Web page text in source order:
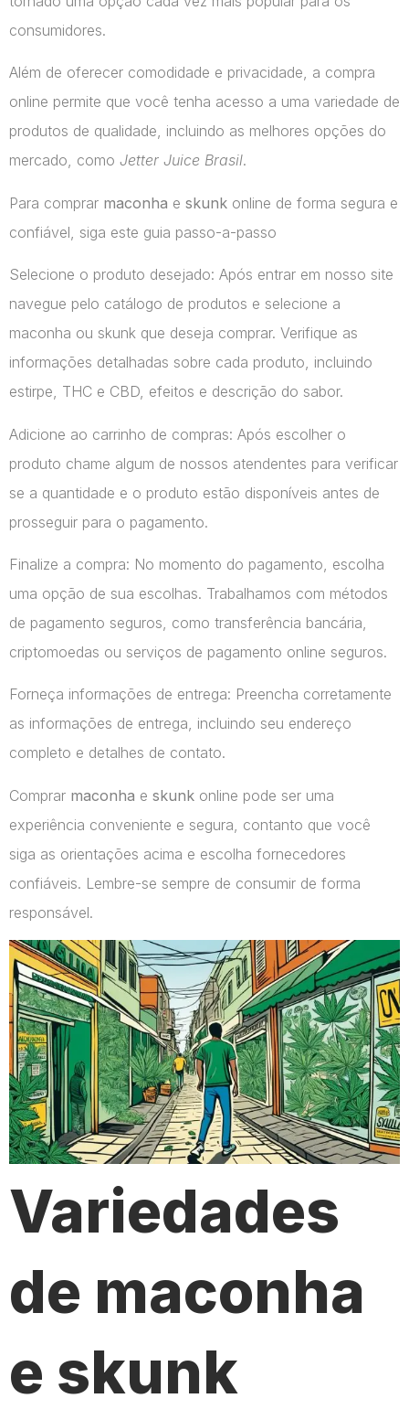
consumidores.
Além de oferecer comodidade e privacidade, a compra
online permite que você tenha acesso a uma variedade de
produtos de qualidade, incluindo as melhores opções do
mercado, como Jetter Juice Brasil.
Para comprar maconha e skunk online de forma segura e
confiável, siga este guia passo-a-passo
Selecione o produto desejado: Após entrar em nosso site
navegue pelo catálogo de produtos e selecione a
maconha ou skunk que deseja comprar. Verifique as
informações detalhadas sobre cada produto, incluindo
estirpe, THC e CBD, efeitos e descrição do sabor.
Adicione ao carrinho de compras: Após escolher o
produto chame algum de nossos atendentes para verificar
se a quantidade e o produto estão disponíveis antes de
prosseguir para o pagamento.
Finalize a compra: No momento do pagamento, escolha
uma opção de sua escolhas. Trabalhamos com métodos
de pagamento seguros, como transferência bancária,
criptomoedas ou serviços de pagamento online seguros.
Forneça informações de entrega: Preencha corretamente
as informações de entrega, incluindo seu endereço
completo e detalhes de contato.
Comprar maconha e skunk online pode ser uma
experiência conveniente e segura, contanto que você
siga as orientações acima e escolha fornecedores
confiáveis. Lembre-se sempre de consumir de forma
responsável.
Variedades
de maconha
e skunk